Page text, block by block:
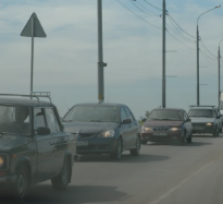
ДоброЦентр
Голодный шпион